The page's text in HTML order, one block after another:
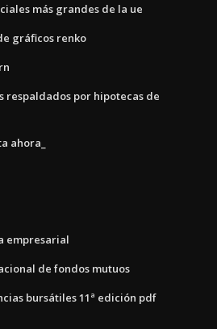
más grandes de la ue
gráficos renko
respaldados por hipotecas de
ahora_
empresarial
de fondos mutuos
bursátiles 11ª edición pdf